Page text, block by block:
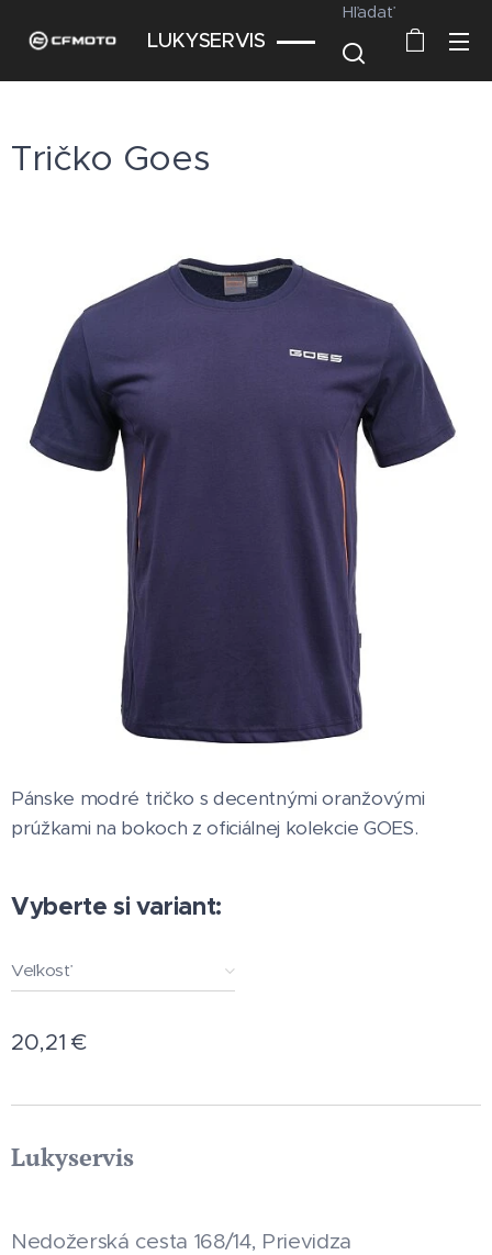
LUKYSERVIS
Hľadať
Tričko Goes
Pánske modré tričko s decentnými oranžovými
prúžkami na bokoch z oficiálnej kolekcie GOES.
Vyberte si variant:
Veľkosť
20,21 €
Lukyservis
Nedožerská cesta 168/14, Prievidza